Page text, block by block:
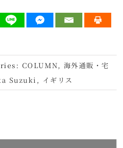
COLUMN, 海外通販・宅
Suzuki , イギリス